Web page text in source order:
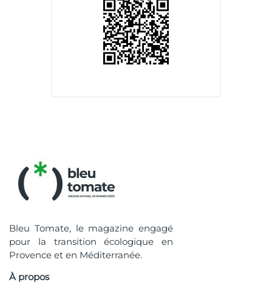
Bleu Tomate, le magazine engagé
pour la transition écologique en
Provence et en Méditerranée.
À propos